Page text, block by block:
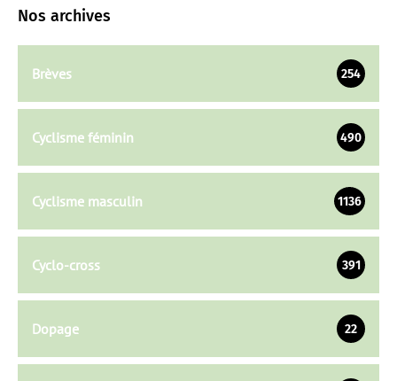
Nos archives
Brèves 254
Cyclisme féminin 490
Cyclisme masculin 1136
Cyclo-cross 391
Dopage 22